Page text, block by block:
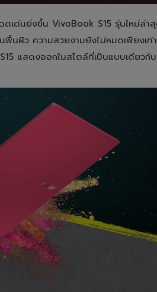
เด่นยิ่งขึ้น VivoBook S15 รุ่นใหม่ล่า
นผิว ความสวยงามยังไม่หมดเพียงเท่
แสดงออกในสไตล์ที่เป็นแบบเดียวกั